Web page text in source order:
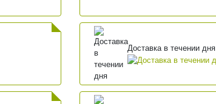
Доставка в течении дня